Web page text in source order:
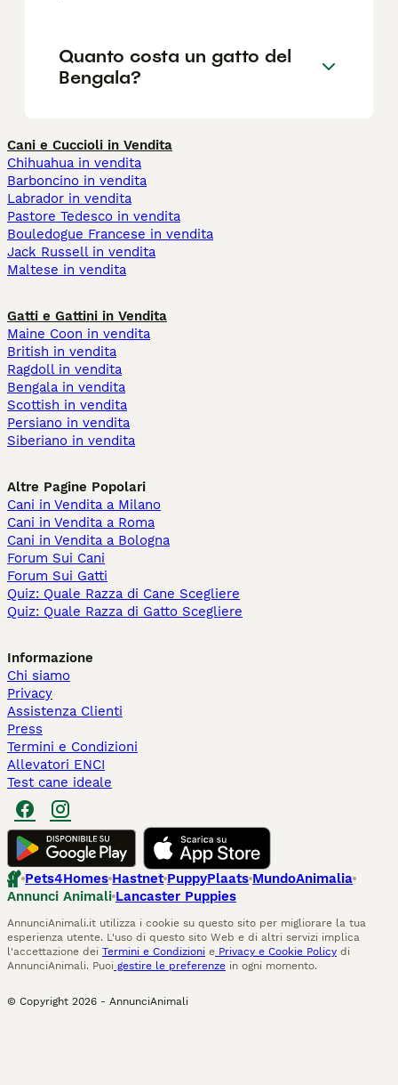
Quanto costa un gatto del
Bengala?
Cani e Cuccioli in Vendita
Chihuahua in vendita
Barboncino in vendita
Labrador in vendita
Pastore Tedesco in vendita
Bouledogue Francese in vendita
Jack Russell in vendita
Maltese in vendita
Gatti e Gattini in Vendita
Maine Coon in vendita
British in vendita
Ragdoll in vendita
Bengala in vendita
Scottish in vendita
Persiano in vendita
Siberiano in vendita
Altre Pagine Popolari
Cani in Vendita a Milano
Cani in Vendita a Roma
Cani in Vendita a Bologna
Forum Sui Cani
Forum Sui Gatti
Quiz: Quale Razza di Cane Scegliere
Quiz: Quale Razza di Gatto Scegliere
Informazione
Chi siamo
Privacy
Assistenza Clienti
Press
Termini e Condizioni
Allevatori ENCI
Test cane ideale
Pets4Homes Hastnet PuppyPlaats MundoAnimalia
Annunci Animali Lancaster Puppies
AnnunciAnimali.it utilizza i cookie su questo sito per migliorare la tua
esperienza utente. L'uso di questo sito Web e di altri servizi implica
l'accettazione dei Termini e Condizioni e Privacy e Cookie Policy di
AnnunciAnimali. Puoi gestire le preferenze in ogni momento.
© Copyright 2026 - AnnunciAnimali